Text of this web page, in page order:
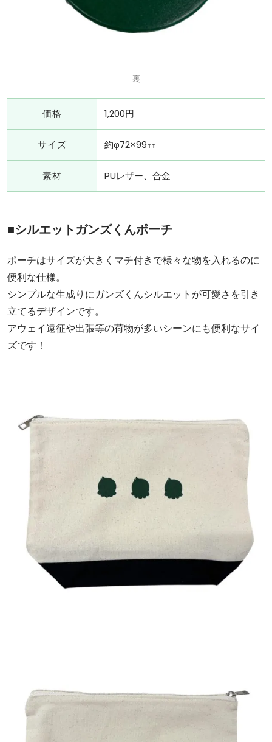
裏
価格 1,200円
サイズ 約φ72×99㎜
素材 PUレザー、合金
■シルエットガンズくんポーチ
ポーチはサイズが大きくマチ付きで様々な物を入れるのに
便利な仕様。
シンプルな生成りにガンズくんシルエットが可愛さを引き
立てるデザインです。
アウェイ遠征や出張等の荷物が多いシーンにも便利なサイ
ズです！